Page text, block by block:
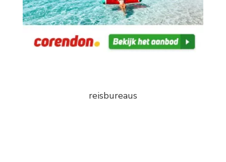
reisbureaus